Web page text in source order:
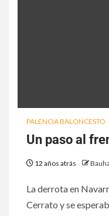
PALENCIA BALONCESTO
Un paso al
12 años atrás
La derrota en
Cerrato y se